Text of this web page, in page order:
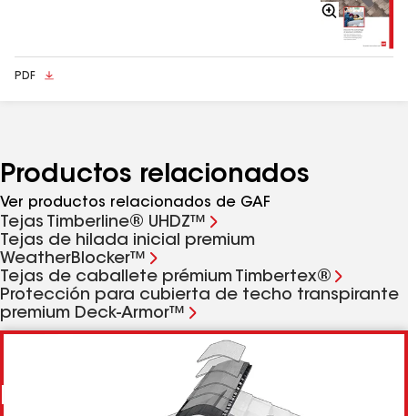
Acercarse
PDF
Productos relacionados
Ver productos relacionados de GAF
Tejas Timberline® UHDZ™
Tejas de hilada inicial premium
WeatherBlocker™
Tejas de caballete prémium Timbertex®
Protección para cubierta de techo transpirante
premium Deck-Armor™
Partes de un sistema de techo